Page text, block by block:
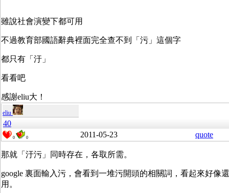
雖說社會演變下都可用
不過教育部國語辭典裡面完全查不到「污」這個字
都只有「汙」
看看吧
感謝eliu大！
eliu
40
0 0 2011-05-23 quote
那就「汙污」同時存在，各取所需。
google 裏面輸入污，會看到一堆污開頭的相關詞，看起來好像
用。